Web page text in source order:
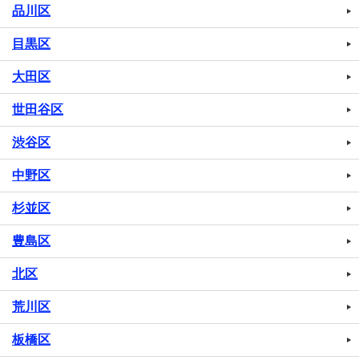
品川区
目黒区
大田区
世田谷区
渋谷区
中野区
杉並区
豊島区
北区
荒川区
板橋区